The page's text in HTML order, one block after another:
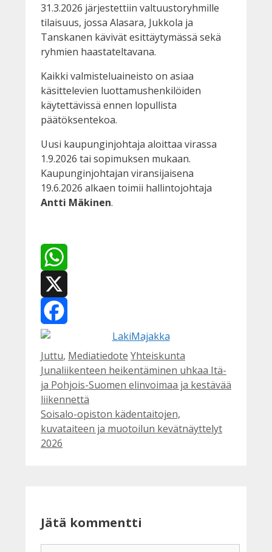
31.3.2026 järjestettiin valtuustoryhmille
tilaisuus, jossa Alasara, Jukkola ja
Tanskanen kävivät esittäytymässä sekä
ryhmien haastateltavana.
Kaikki valmisteluaineisto on asiaa
käsittelevien luottamushenkilöiden
käytettävissä ennen lopullista
päätöksentekoa.
Uusi kaupunginjohtaja aloittaa virassa
1.9.2026 tai sopimuksen mukaan.
Kaupunginjohtajan viransijaisena
19.6.2026 alkaen toimii hallintojohtaja
Antti Mäkinen.
WhatsApp
X
Facebook
Kategoriat
Juttu, Mediatiedote Avainsanat
Yhteiskunta
Junaliikenteen heikentäminen uhkaa Itä-
ja Pohjois-Suomen elinvoimaa ja kestävää
liikennettä
Soisalo-opiston kädentaitojen,
kuvataiteen ja muotoilun kevätnäyttelyt
2026
Jätä kommentti